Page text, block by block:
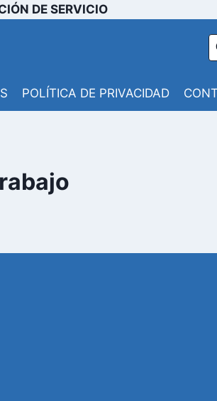
DE SERVICIO
POLÍTICA DE PRIVACIDAD